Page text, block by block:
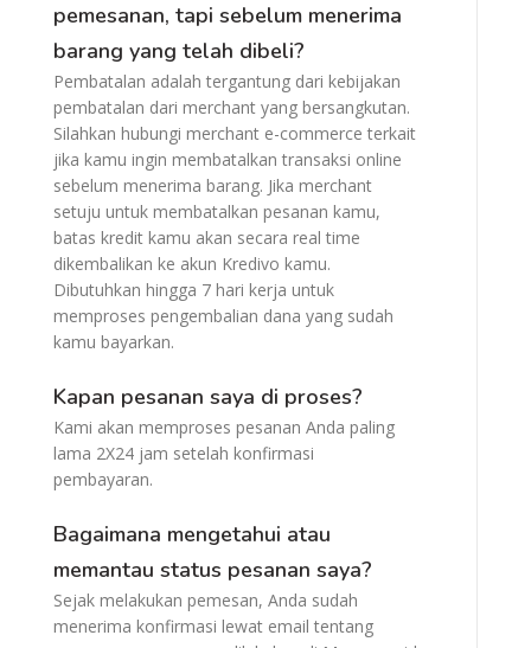
pemesanan, tapi sebelum menerima
barang yang telah dibeli?
Pembatalan adalah tergantung dari kebijakan
pembatalan dari merchant yang bersangkutan.
Silahkan hubungi merchant e-commerce terkait
jika kamu ingin membatalkan transaksi online
sebelum menerima barang. Jika merchant
setuju untuk membatalkan pesanan kamu,
batas kredit kamu akan secara real time
dikembalikan ke akun Kredivo kamu.
Dibutuhkan hingga 7 hari kerja untuk
memproses pengembalian dana yang sudah
kamu bayarkan.
Kapan pesanan saya di proses?
Kami akan memproses pesanan Anda paling
lama 2X24 jam setelah konfirmasi
pembayaran.
Bagaimana mengetahui atau
memantau status pesanan saya?
Sejak melakukan pemesan, Anda sudah
menerima konfirmasi lewat email tentang